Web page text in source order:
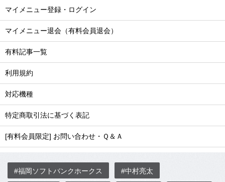
マイメニュー登録・ログイン
マイメニュー退会（有料会員退会）
有料記事一覧
利用規約
対応機種
特定商取引法に基づく表記
[有料会員限定] お問い合わせ・Ｑ＆Ａ
#福岡ソフトバンクホークス #中村亮太